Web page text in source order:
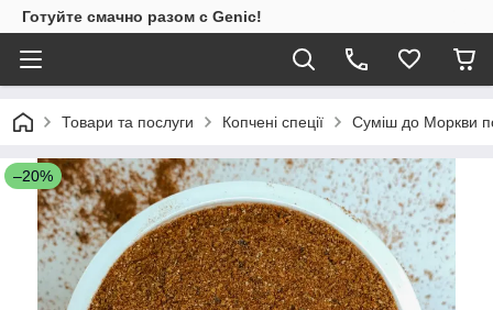
Готуйте смачно разом с Genic!
Товари та послуги Копчені спеції Суміш до Моркви
–20%